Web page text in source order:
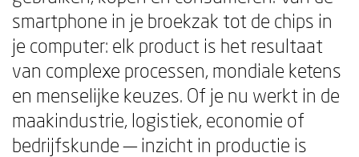
smartphone in je broekzak tot de chips in
je computer: elk product is het resultaat
van complexe processen, mondiale ketens
en menselijke keuzes. Of je nu werkt in de
maakindustrie, logistiek, economie of
bedrijfskunde — inzicht in productie is